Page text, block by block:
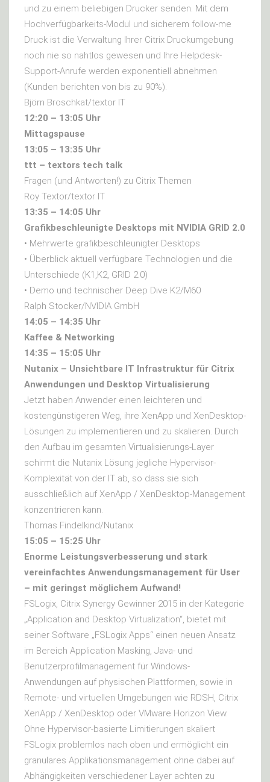
und zu einem beliebigen Drucker senden. Mit dem
Hochverfügbarkeits-Modul und sicherem follow-me
Druck ist die Verwaltung Ihrer Citrix Druckumgebung
noch nie so nahtlos gewesen und Ihre Helpdesk-
Support-Anrufe werden exponentiell abnehmen
(Kunden berichten von bis zu 90%).
Björn Broschkat/textor IT
12:20 – 13:05 Uhr
Mittagspause
13:05 – 13:35 Uhr
ttt – textors tech talk
Fragen (und Antworten!) zu Citrix Themen
Roy Textor/textor IT
13:35 – 14:05 Uhr
Grafikbeschleunigte Desktops mit NVIDIA GRID 2.0
• Mehrwerte grafikbeschleunigter Desktops
• Überblick aktuell verfügbare Technologien und die
Unterschiede (K1,K2, GRID 2.0)
• Demo und technischer Deep Dive K2/M60
Ralph Stocker/NVIDIA GmbH
14:05 – 14:35 Uhr
Kaffee & Networking
14:35 – 15:05 Uhr
Nutanix – Unsichtbare IT Infrastruktur für Citrix
Anwendungen und Desktop Virtualisierung
Jetzt haben Anwender einen leichteren und
kostengünstigeren Weg, ihre XenApp und XenDesktop-
Lösungen zu implementieren und zu skalieren. Durch
den Aufbau im gesamten Virtualisierungs-Layer
schirmt die Nutanix Lösung jegliche Hypervisor-
Komplexität von der IT ab, so dass sie sich
ausschließlich auf XenApp / XenDesktop-Management
konzentrieren kann.
Thomas Findelkind/Nutanix
15:05 – 15:25 Uhr
Enorme Leistungsverbesserung und stark
vereinfachtes Anwendungsmanagement für User
– mit geringst möglichem Aufwand!
FSLogix, Citrix Synergy Gewinner 2015 in der Kategorie
„Application and Desktop Virtualization“, bietet mit
seiner Software „FSLogix Apps“ einen neuen Ansatz
im Bereich Application Masking, Java- und
Benutzerprofilmanagement für Windows-
Anwendungen auf physischen Plattformen, sowie in
Remote- und virtuellen Umgebungen wie RDSH, Citrix
XenApp / XenDesktop oder VMware Horizon View.
Ohne Hypervisor-basierte Limitierungen skaliert
FSLogix problemlos nach oben und ermöglicht ein
granulares Applikationsmanagement ohne dabei auf
Abhängigkeiten verschiedener Layer achten zu